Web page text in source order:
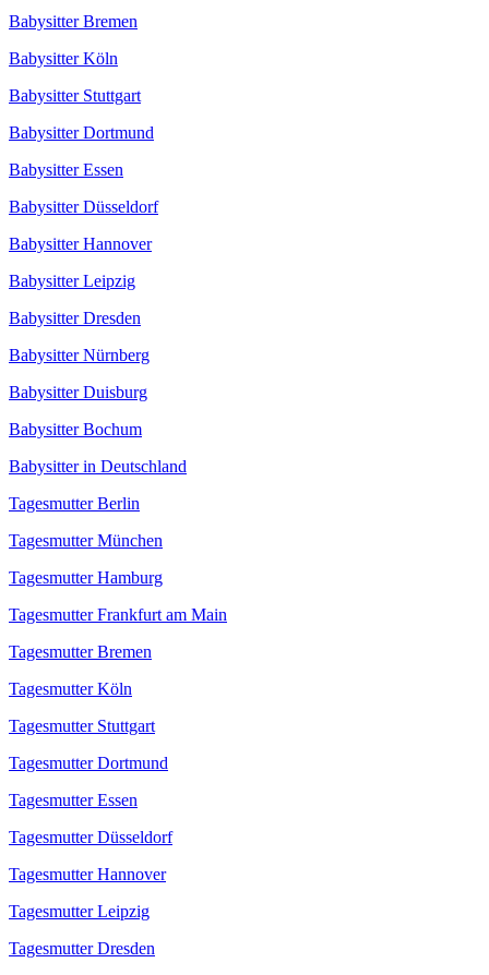
Babysitter Bremen
Babysitter Köln
Babysitter Stuttgart
Babysitter Dortmund
Babysitter Essen
Babysitter Düsseldorf
Babysitter Hannover
Babysitter Leipzig
Babysitter Dresden
Babysitter Nürnberg
Babysitter Duisburg
Babysitter Bochum
Babysitter in Deutschland
Tagesmutter Berlin
Tagesmutter München
Tagesmutter Hamburg
Tagesmutter Frankfurt am Main
Tagesmutter Bremen
Tagesmutter Köln
Tagesmutter Stuttgart
Tagesmutter Dortmund
Tagesmutter Essen
Tagesmutter Düsseldorf
Tagesmutter Hannover
Tagesmutter Leipzig
Tagesmutter Dresden